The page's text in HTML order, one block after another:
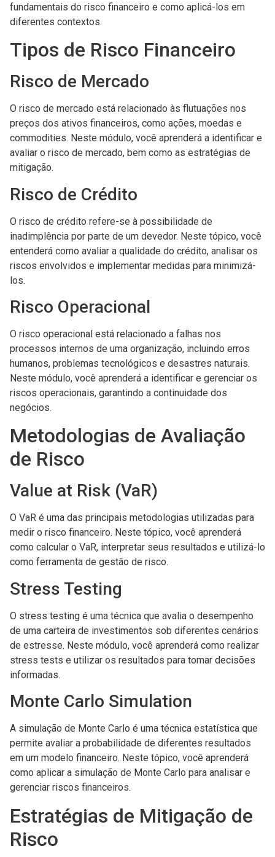
fundamentais do risco financeiro e como aplicá-los em
diferentes contextos.
Tipos de Risco Financeiro
Risco de Mercado
O risco de mercado está relacionado às flutuações nos
preços dos ativos financeiros, como ações, moedas e
commodities. Neste módulo, você aprenderá a identificar e
avaliar o risco de mercado, bem como as estratégias de
mitigação.
Risco de Crédito
O risco de crédito refere-se à possibilidade de
inadimplência por parte de um devedor. Neste tópico, você
entenderá como avaliar a qualidade do crédito, analisar os
riscos envolvidos e implementar medidas para minimizá-
los.
Risco Operacional
O risco operacional está relacionado a falhas nos
processos internos de uma organização, incluindo erros
humanos, problemas tecnológicos e desastres naturais.
Neste módulo, você aprenderá a identificar e gerenciar os
riscos operacionais, garantindo a continuidade dos
negócios.
Metodologias de Avaliação
de Risco
Value at Risk (VaR)
O VaR é uma das principais metodologias utilizadas para
medir o risco financeiro. Neste tópico, você aprenderá
como calcular o VaR, interpretar seus resultados e utilizá-lo
como ferramenta de gestão de risco.
Stress Testing
O stress testing é uma técnica que avalia o desempenho
de uma carteira de investimentos sob diferentes cenários
de estresse. Neste módulo, você aprenderá como realizar
stress tests e utilizar os resultados para tomar decisões
informadas.
Monte Carlo Simulation
A simulação de Monte Carlo é uma técnica estatística que
permite avaliar a probabilidade de diferentes resultados
em um modelo financeiro. Neste tópico, você aprenderá
como aplicar a simulação de Monte Carlo para analisar e
gerenciar riscos financeiros.
Estratégias de Mitigação de
Risco